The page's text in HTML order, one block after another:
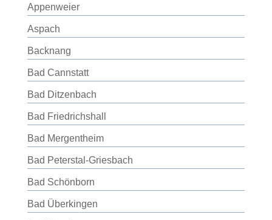
Appenweier
Aspach
Backnang
Bad Cannstatt
Bad Ditzenbach
Bad Friedrichshall
Bad Mergentheim
Bad Peterstal-Griesbach
Bad Schönborn
Bad Überkingen